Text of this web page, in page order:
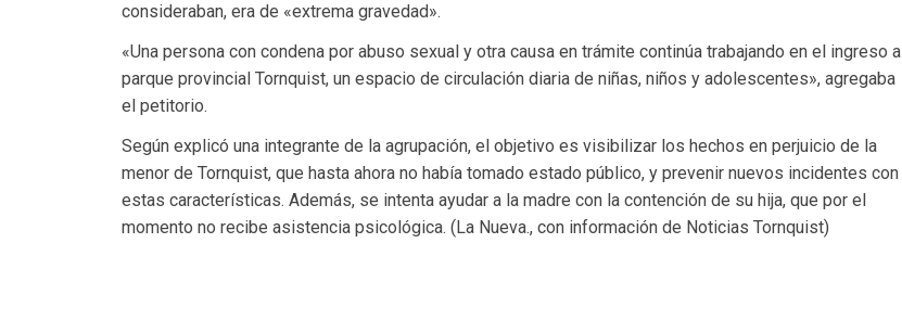
consideraban, era de «extrema gravedad».
«Una persona con condena por abuso sexual y otra causa en trámite continúa trabajando en el ingreso al
parque provincial Tornquist, un espacio de circulación diaria de niñas, niños y adolescentes», agregaba
el petitorio.
Según explicó una integrante de la agrupación, el objetivo es visibilizar los hechos en perjuicio de la
menor de Tornquist, que hasta ahora no había tomado estado público, y prevenir nuevos incidentes con
estas características. Además, se intenta ayudar a la madre con la contención de su hija, que por el
momento no recibe asistencia psicológica. (La Nueva., con información de Noticias Tornquist)